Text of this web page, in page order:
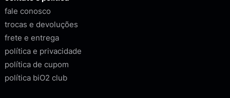
fale conosco
trocas e devoluções
frete e entrega
política e privacidade
política de cupom
política biO2 club